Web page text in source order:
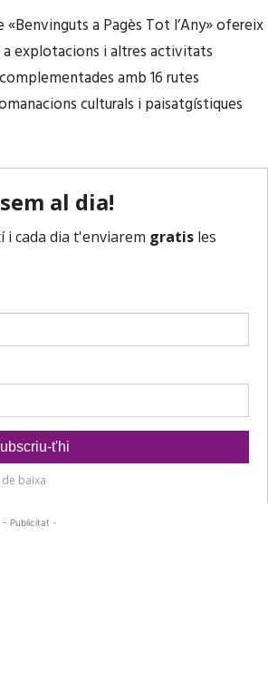
a Pagès Tot l’Any» ofereix
explotacions i altres activitats
amb 16 rutes
culturals i paisatgístiques
- Publicitat -